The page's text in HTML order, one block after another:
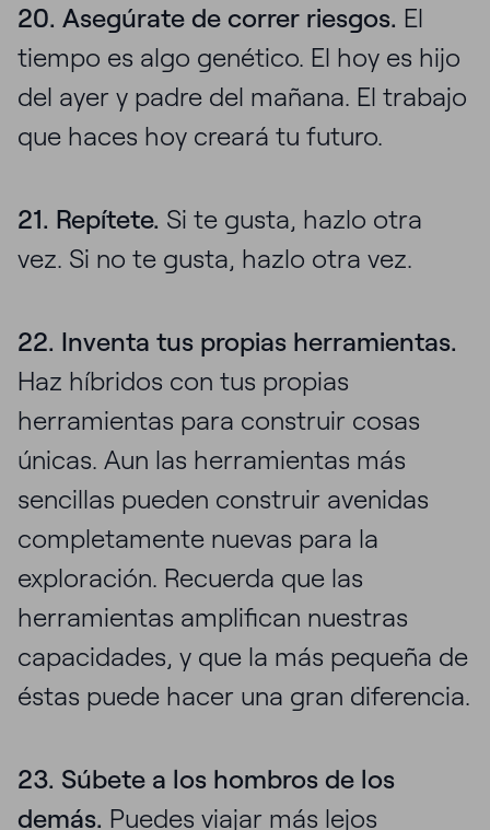
20. Asegúrate de correr riesgos. El
tiempo es algo genético. El hoy es hijo
del ayer y padre del mañana. El trabajo
que haces hoy creará tu futuro.
21. Repítete. Si te gusta, hazlo otra
vez. Si no te gusta, hazlo otra vez.
22. Inventa tus propias herramientas.
Haz híbridos con tus propias
herramientas para construir cosas
únicas. Aun las herramientas más
sencillas pueden construir avenidas
completamente nuevas para la
exploración. Recuerda que las
herramientas amplifican nuestras
capacidades, y que la más pequeña de
éstas puede hacer una gran diferencia.
23. Súbete a los hombros de los
demás. Puedes viajar más lejos